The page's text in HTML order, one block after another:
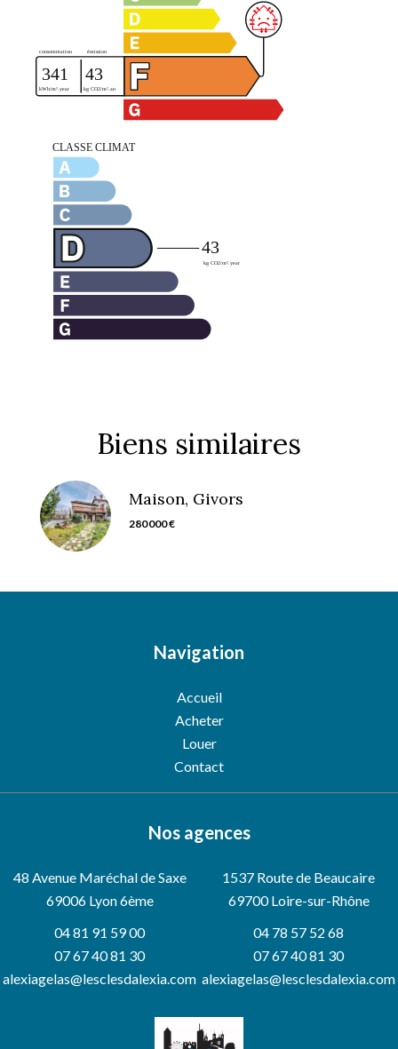
Biens similaires
Maison, Givors
280 000 €
Navigation
Accueil
Acheter
Louer
Contact
Nos agences
48 Avenue Maréchal de Saxe
69006Lyon 6ème
04 81 91 59 00
07 67 40 81 30
alexiagelas@lesclesdalexia.com
1537 Route de Beaucaire
69700 Loire-sur-Rhône
04 78 57 52 68
07 67 40 81 30
alexiagelas@lesclesdalexia.com